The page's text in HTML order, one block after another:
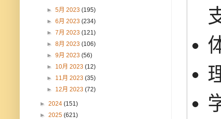
►5月 2023(195)
►6月 2023(234)
►7月 2023(121)
►8月 2023(106)
►9月 2023(56)
► 10月 2023(12)
► 11月 2023(35)
► 12月 2023(72)
► 2024 (151)
► 2025 (621)